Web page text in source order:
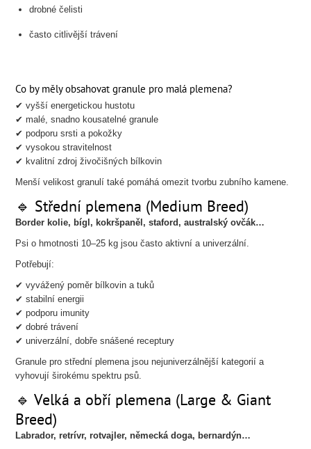
drobné čelisti
často citlivější trávení
Co by měly obsahovat granule pro malá plemena?
✔ vyšší energetickou hustotu
✔ malé, snadno kousatelné granule
✔ podporu srsti a pokožky
✔ vysokou stravitelnost
✔ kvalitní zdroj živočišných bílkovin
Menší velikost granulí také pomáhá omezit tvorbu zubního kamene.
🔹 Střední plemena (Medium Breed)
Border kolie, bígl, kokršpaněl, staford, australský ovčák…
Psi o hmotnosti 10–25 kg jsou často aktivní a univerzální.
Potřebují:
✔ vyvážený poměr bílkovin a tuků
✔ stabilní energii
✔ podporu imunity
✔ dobré trávení
✔ univerzální, dobře snášené receptury
Granule pro střední plemena jsou nejuniverzálnější kategorií a
vyhovují širokému spektru psů.
🔹 Velká a obří plemena (Large & Giant
Breed)
Labrador, retrívr, rotvajler, německá doga, bernardýn…